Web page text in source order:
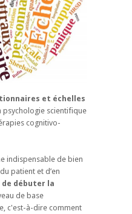
et échelles
psychologie scientifique
cognitivo-
indispensable de bien
patient et d’en
débuter la
de base
c'est-à-dire comment